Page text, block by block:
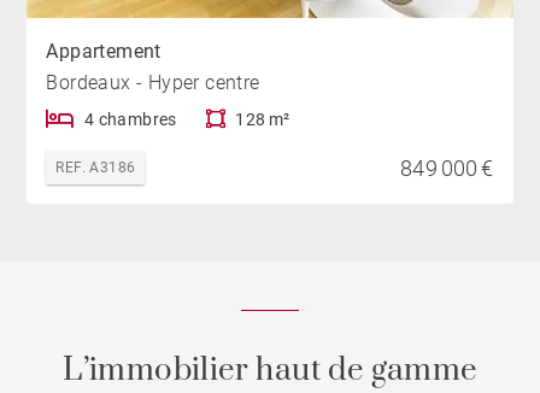
Appartement
Bordeaux - Hyper centre
4 chambres 128 m²
REF. A3186 849 000 €
L’immobilier haut de gamme